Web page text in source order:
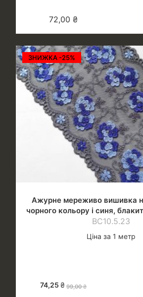
72,00 ₴
ЗНИЖКА -25%
Ажурне мереживо вишивка на
чорного кольору і синя,
ВС10.5.23
Ціна за 1 метр
99,00₴
74,25 ₴